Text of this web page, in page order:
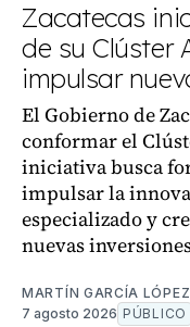
Zacatecas
de su Clúster
impulsar
El Gobierno de
conformar el
iniciativa busca
impulsar la
especializado y
nuevas
MARTÍN GARCÍA LÓPEZ
7 agosto 2026 PÚBLICO